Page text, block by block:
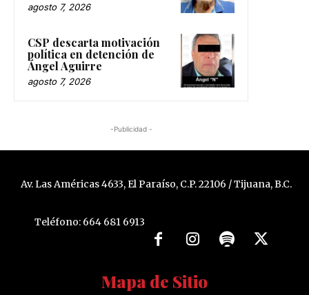
agosto 7, 2026
CSP descarta motivación
política en detención de
Ángel Aguirre
agosto 7, 2026
-Publicidad -
Av. Las Américas 4633, El Paraíso, C.P. 22106 / Tijuana, B.C.
Teléfono: 664 681 6913
Mapa de Sitio